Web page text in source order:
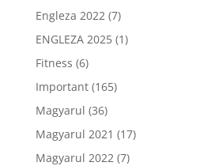
Engleza 2022(7)
ENGLEZA 2025(1)
Fitness (6)
Important(165)
Magyarul (36)
Magyarul 2021 (17)
Magyarul 2022(7)